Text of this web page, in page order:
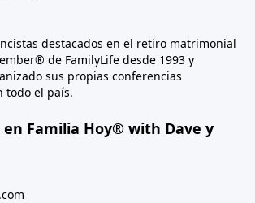
destacados en el retiro matrimonial
de FamilyLife desde 1993 y
sus propias conferencias
todo el país.
en Familia Hoy® with Dave y